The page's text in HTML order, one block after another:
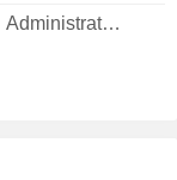
Administrateur